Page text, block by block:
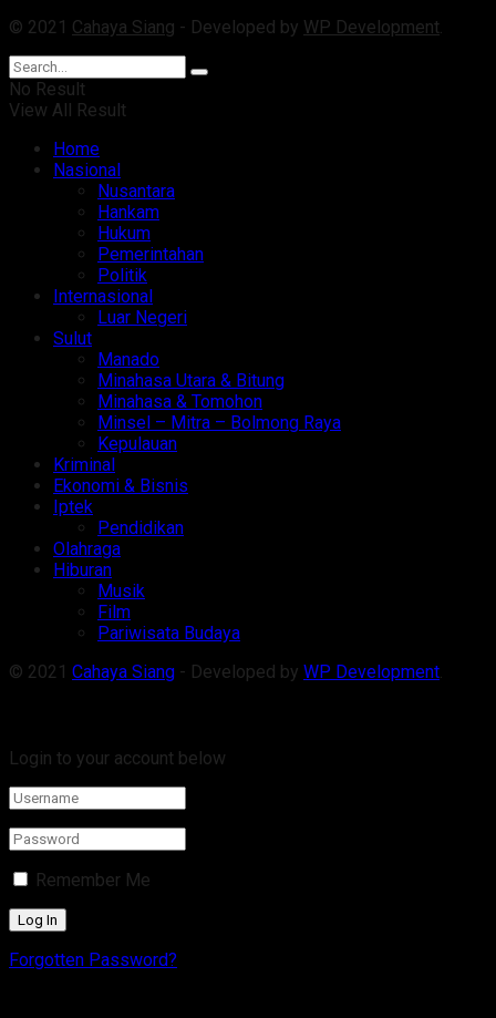
© 2021 Cahaya Siang - Developed by WP Development
No Result
View All Result
Home
Nasional
Nusantara
Hankam
Hukum
Pemerintahan
Politik
Internasional
Luar Negeri
Sulut
Manado
Minahasa Utara & Bitung
Minahasa & Tomohon
Minsel – Mitra – Bolmong Raya
Kepulauan
Kriminal
Ekonomi & Bisnis
Iptek
Pendidikan
Olahraga
Hiburan
Musik
Film
Pariwisata Budaya
© 2021 Cahaya Siang - Developed by WP Development
Login to your account below
Remember Me
Forgotten Password?